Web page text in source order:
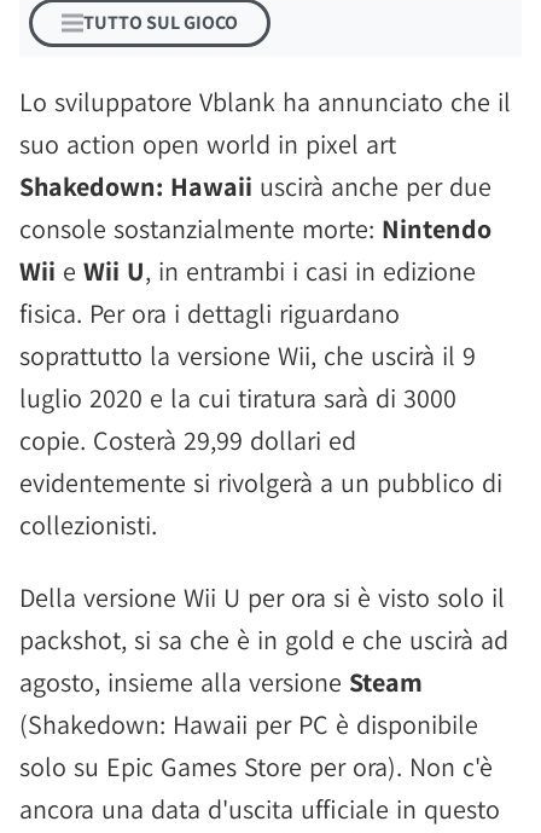
TUTTO SUL GIOCO
Lo sviluppatore Vblank ha annunciato che il
suo action open world in pixel art
Shakedown: Hawaii uscirà anche per due
console sostanzialmente morte: Nintendo
Wii e Wii U, in entrambi i casi in edizione
fisica. Per ora i dettagli riguardano
soprattutto la versione Wii, che uscirà il 9
luglio 2020 e la cui tiratura sarà di 3000
copie. Costerà 29,99 dollari ed
evidentemente si rivolgerà a un pubblico di
collezionisti.
Della versione Wii U per ora si è visto solo il
packshot, si sa che è in gold e che uscirà ad
agosto, insieme alla versione Steam
(Shakedown: Hawaii per PC è disponibile
solo su Epic Games Store per ora). Non c'è
ancora una data d'uscita ufficiale in questo